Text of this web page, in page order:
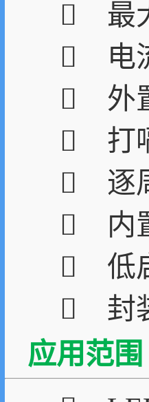
 最
 电
 外
 打
 逐
 内
 低
 封
应用范围